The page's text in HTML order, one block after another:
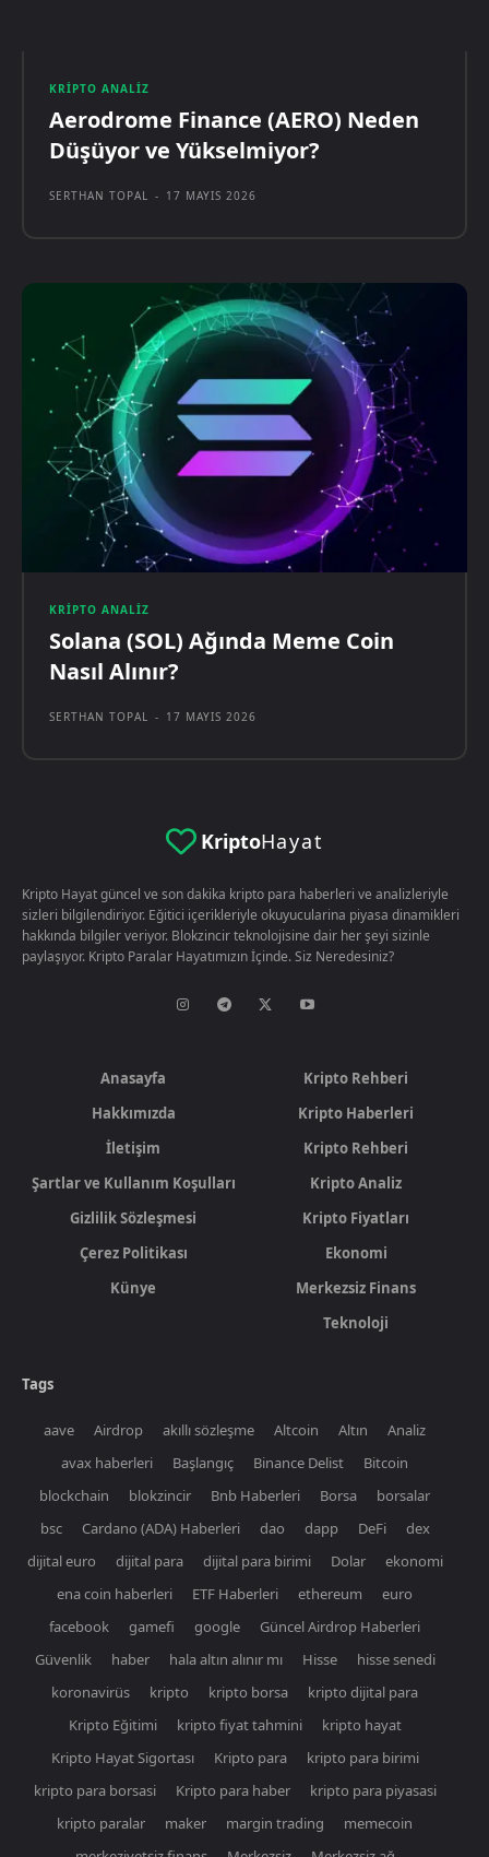
KRIPTO ANALIZ
Aerodrome Finance (AERO) Neden
Düşüyor ve Yükselmiyor?
SERTHAN TOPAL - 17 MAYIS 2026
KRIPTO ANALIZ
Solana (SOL) Ağında Meme Coin
Nasıl Alınır?
SERTHAN TOPAL - 17 MAYIS 2026
KriptoHayat
Kripto Hayat güncel ve son dakika kripto para haberleri ve analizleriyle
sizleri bilgilendiriyor. Eğitici içerikleriyle okuyucularina piyasa dinamikleri
hakkında bilgiler veriyor. Blokzincir teknolojisine dair her şeyi sizinle
paylaşıyor. Kripto Paralar Hayatımızın İçinde. Siz Neredesiniz?
Anasayfa
Hakkımızda
İletişim
Şartlar ve Kullanım Koşulları
Gizlilik Sözleşmesi
Çerez Politikası
Künye
Kripto Rehberi
Kripto Haberleri
Kripto Rehberi
Kripto Analiz
Kripto Fiyatları
Ekonomi
Merkezsiz Finans
Teknoloji
Tags
aave Airdrop akıllı sözleşme Altcoin Altın
Analiz
avax haberleri
Başlangıç Binance Delist
Bitcoin
blockchain
blokzincir Bnb Haberleri Borsa
borsalar
bsc
Cardano (ADA) Haberleri dao dapp DeFi
dex
dijital euro
dijital para dijital para birimi Dolar
ekonomi
ena coin haberleri
ETF Haberleri ethereum
euro
facebook
gamefi google
Güncel Airdrop Haberleri
Güvenlik
haber hala altın alınır mı Hisse
hisse senedi
koronavirüs
kripto kripto borsa
kripto dijital para
Kripto Eğitimi
kripto fiyat tahmini
kripto hayat
Kripto Hayat Sigortası
Kripto para
kripto para birimi
kripto para borsasi
Kripto para haber
kripto para piyasasi
kripto paralar
maker margin trading
memecoin